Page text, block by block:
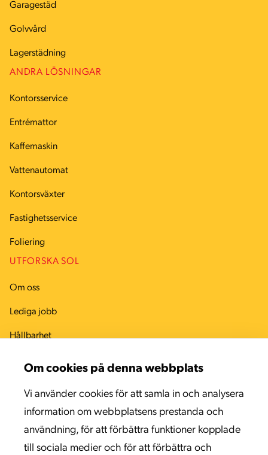
Om cookies på denna webbplats
Vi använder cookies för att samla in och analysera
information om webbplatsens prestanda och
användning, för att förbättra funktioner kopplade
till sociala medier och för att förbättra och
Garagestäd
Golvvård
Lagerstädning
ANDRA LÖSNINGAR
Kontorsservice
Entrémattor
Kaffemaskin
Vattenautomat
Kontorsväxter
Fastighetsservice
Foliering
UTFORSKA SOL
Om oss
Lediga jobb
Hållbarhet
Miljö
Kontaktinformation